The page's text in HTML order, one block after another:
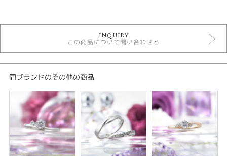
セットリング
エメルワール セットリング
デザイン
テイスト
セットリング ゴージャス
性別
INQUIRY
この商品について問い合わせる
同ブランドのその他の商品